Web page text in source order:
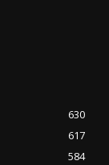
630
617
584